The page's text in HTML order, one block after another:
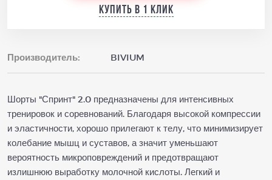
Купить в 1 клик
Производитель: BIVIUM
Шорты "Спринт" 2.0 предназначены для интенсивных
тренировок и соревнований. Благодаря высокой компрессии
и эластичности, хорошо прилегают к телу, что минимизирует
колебание мышц и суставов, а значит уменьшают
вероятность микроповреждений и предотвращают
излишнюю выработку молочной кислоты. Легкий и